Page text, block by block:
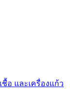
อ และเครื่องแก้ว